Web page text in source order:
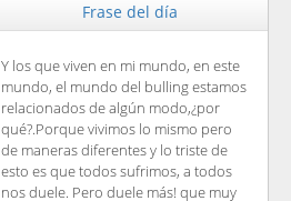
Frase del día
Y los que viven en mi mundo, en este
mundo, el mundo del bulling estamos
relacionados de algún modo,¿por
qué?.Porque vivimos lo mismo pero
de maneras diferentes y lo triste de
esto es que todos sufrimos, a todos
nos duele. Pero duele más! que muy